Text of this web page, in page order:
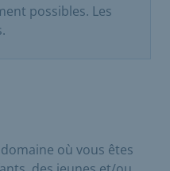
possibles. Les
où vous êtes